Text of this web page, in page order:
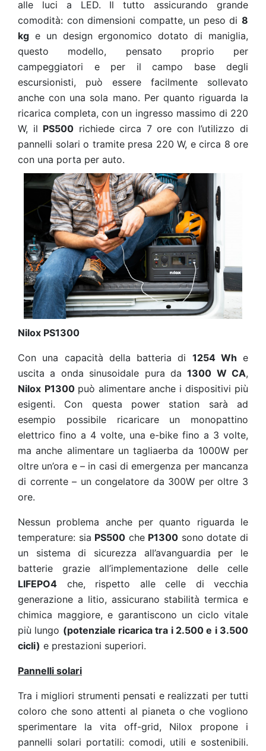
alle luci a LED. Il tutto assicurando grande
comodità: con dimensioni compatte, un peso di 8
kg e un design ergonomico dotato di maniglia,
questo modello, pensato proprio per
campeggiatori e per il campo base degli
escursionisti, può essere facilmente sollevato
anche con una sola mano. Per quanto riguarda la
ricarica completa, con un ingresso massimo di 220
W, il PS500 richiede circa 7 ore con l’utilizzo di
pannelli solari o tramite presa 220 W, e circa 8 ore
con una porta per auto.
Nilox PS1300
Con una capacità della batteria di 1254 Wh e
uscita a onda sinusoidale pura da1300 W CA,
Nilox P1300 può alimentare anche i dispositivi più
esigenti. Con questa power station sarà ad
esempio possibile ricaricare un monopattino
elettrico fino a 4 volte, una e-bike fino a 3 volte,
ma anche alimentare un tagliaerba da 1000W per
oltre un’ora e – in casi di emergenza per mancanza
di corrente – un congelatore da 300W per oltre 3
ore.
Nessun problema anche per quanto riguarda le
temperature: sia PS500 che P1300 sono dotate di
un sistema di sicurezza all’avanguardia per le
batterie grazie all’implementazione delle celle
LIFEPO4 che, rispetto alle celle di vecchia
generazione a litio, assicurano stabilità termica e
chimica maggiore, e garantiscono un ciclo vitale
più lungo (potenziale ricarica tra i 2.500 e i 3.500
cicli) e prestazioni superiori.
Pannelli solari
Tra i migliori strumenti pensati e realizzati per tutti
coloro che sono attenti al pianeta o che vogliono
sperimentare la vita off-grid, Nilox propone i
pannelli solari portatili: comodi, utili e sostenibili.